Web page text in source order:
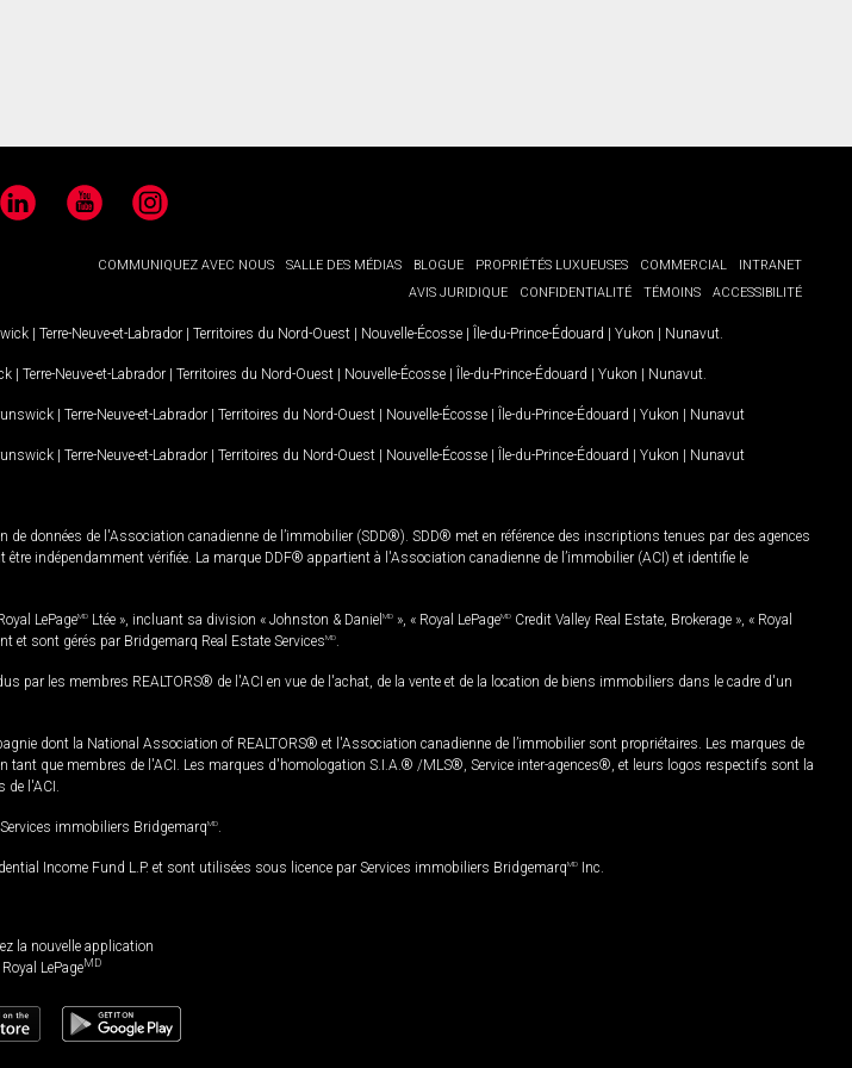
LinkedIn YouTubeInstagram
COMMUNIQUEZ AVEC NOUS SALLE DES MÉDIAS BLOGUE PROPRIÉTÉS LUXUEUSES COMMERCIAL
INTRANET
AVIS JURIDIQUE
CONFIDENTIALITÉ TÉMOINS ACCESSIBILITÉ
| Terre-Neuve-et-Labrador | Territoires du Nord-Ouest | Nouvelle-Écosse | Île-du-Prince-Édouard | Yukon | Nunavut
| Terre-Neuve-et-Labrador | Territoires du Nord-Ouest | Nouvelle-Écosse | Île-du-Prince-Édouard | Yukon | Nunavut
| Terre-Neuve-et-Labrador | Territoires du Nord-Ouest | Nouvelle-Écosse | Île-du-Prince-Édouard | Yukon | Nunavut
| Terre-Neuve-et-Labrador | Territoires du Nord-Ouest | Nouvelle-Écosse | Île-du-Prince-Édouard | Yukon | Nunavut
de données de l'Association canadienne de l’immobilier (SDD®). SDD® met en référence des inscriptions tenues par des agences
indépendamment vérifiée. La marque DDF® appartient à l'Association canadienne de l’immobilier (ACI) et identifie le
LePageMD Ltée », incluant sa division « Johnston & Daniel MD », « Royal LePageMD Credit Valley Real Estate, Brokerage », « Royal
et sont gérés par Bridgemarq Real Estate ServicesMD
les membres REALTORS® de l'ACI en vue de l'achat, de la vente et de la location de biens immobiliers dans le cadre d'un
dont la National Association of REALTORS® et l'Association canadienne de l’immobilier sont propriétaires. Les marques de
que membres de l'ACI. Les marques d'homologation S.I.A.® /MLS®, Service inter-agences®, et leurs logos respectifs sont la
l'ACI.
immobiliers BridgemarqMD
Income Fund L.P. et sont utilisées sous licence par Services immobiliers BridgemarqMD Inc.
la nouvelle application
Royal LePageMD